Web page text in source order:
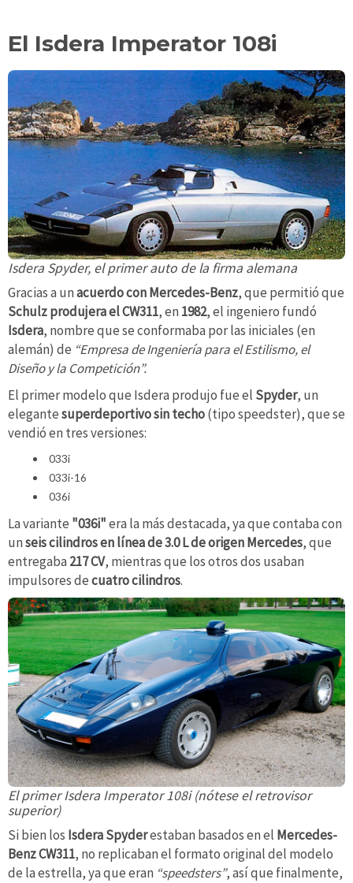
El Isdera Imperator 108i
Isdera Spyder, el primer auto de la firma alemana
Gracias a unacuerdo con Mercedes-Benz, que permitió que
Schulz produjera el CW311, en 1982, el ingeniero fundó
Isdera, nombre que se conformaba por las iniciales (en
alemán) de “Empresa de Ingeniería para el Estilismo, el
Diseño y la Competición”.
El primer modelo que Isdera produjo fue el Spyder, un
elegantesuperdeportivo sin techo(tipo speedster), que se
vendió en tres versiones:
033i
033i-16
036i
La variante "036i"era la más destacada, ya que contaba con
unseis cilindros en línea de 3.0 L de origen Mercedes, que
entregaba 217 CV, mientras que los otros dos usaban
impulsores decuatro cilindros.
El primer Isdera Imperator 108i (nótese el retrovisor
superior)
Si bien los Isdera Spyderestaban basados en el Mercedes-
Benz CW311, no replicaban el formato original del modelo
de la estrella, ya que eran “speedsters”, así que finalmente,